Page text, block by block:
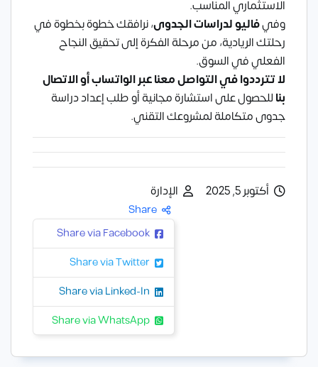
الاستثماري المناسب.
وفيفاليو لدراسات الجدوى، نرافقك خطوة بخطوة في
رحلتك الريادية، من مرحلة الفكرة إلى تحقيق النجاح
الفعلي في السوق.
لا تترددوا في التواصل معنا عبرالواتسابأوالاتصال
بناللحصول على استشارة مجانية أو طلب إعداد دراسة
جدوى متكاملة لمشروعك التقني.
أكتوبر 5, 2025 الإدارة
Share
Share via Facebook
Share via Twitter
Share via Linked-In
Share via WhatsApp